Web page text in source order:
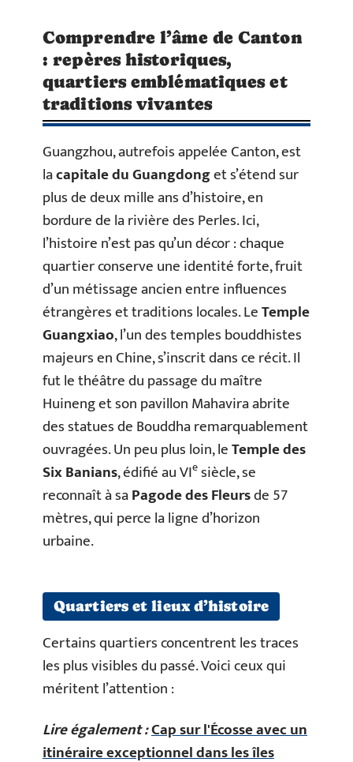
Comprendre l’âme de Canton
: repères historiques,
quartiers emblématiques et
traditions vivantes
Guangzhou, autrefois appelée Canton, est
lacapitale du Guangdonget s’étend sur
plus de deux mille ans d’histoire, en
bordure de la rivière des Perles. Ici,
l’histoire n’est pas qu’un décor : chaque
quartier conserve une identité forte, fruit
d’un métissage ancien entre influences
étrangères et traditions locales. LeTemple
Guangxiao, l’un des temples bouddhistes
majeurs en Chine, s’inscrit dans ce récit. Il
fut le théâtre du passage du maître
Huineng et son pavillon Mahavira abrite
des statues de Bouddha remarquablement
ouvragées. Un peu plus loin, leTemple des
Six Banians, édifié au VIesiècle, se
reconnaît à saPagode des Fleursde 57
mètres, qui perce la ligne d’horizon
urbaine.
Quartiers et lieux d’histoire
Certains quartiers concentrent les traces
les plus visibles du passé. Voici ceux qui
méritent l’attention :
Lire également :Cap sur l'Écosse avec un
itinéraire exceptionnel dans les îles